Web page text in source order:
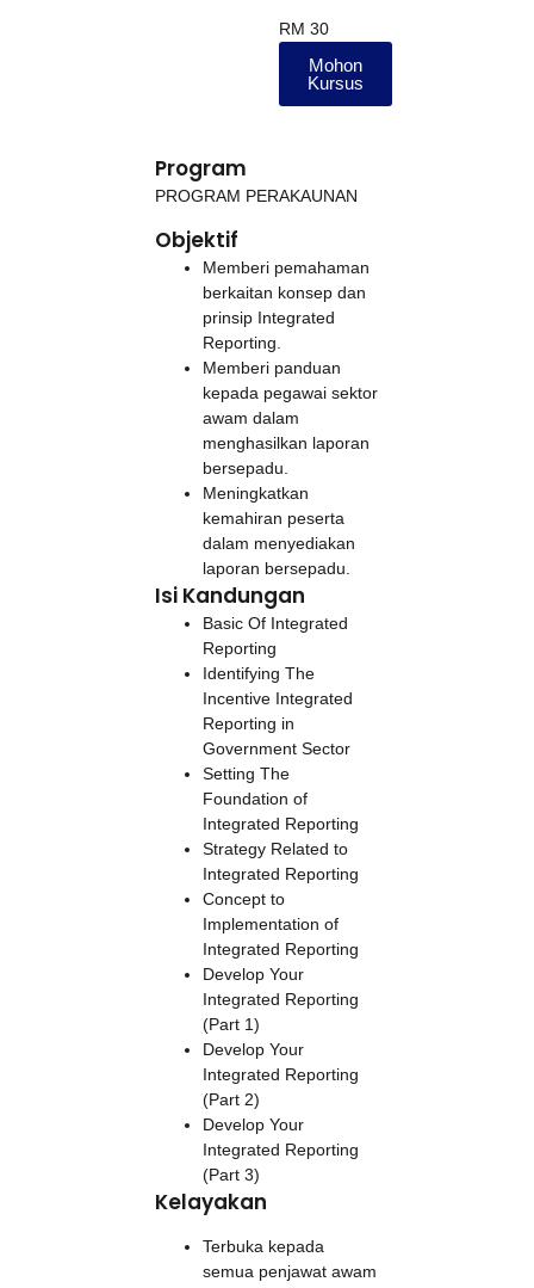
RM 30
Mohon
Kursus
Program
PROGRAM PERAKAUNAN
Objektif
Memberi pemahaman
berkaitan konsep dan
prinsip Integrated
Reporting.
Memberi panduan
kepada pegawai sektor
awam dalam
menghasilkan laporan
bersepadu.
Meningkatkan
kemahiran peserta
dalam menyediakan
laporan bersepadu.
Isi Kandungan
Basic Of Integrated
Reporting
Identifying The
Incentive Integrated
Reporting in
Government Sector
Setting The
Foundation of
Integrated Reporting
Strategy Related to
Integrated Reporting
Concept to
Implementation of
Integrated Reporting
Develop Your
Integrated Reporting
(Part 1)
Develop Your
Integrated Reporting
(Part 2)
Develop Your
Integrated Reporting
(Part 3)
Kelayakan
Terbuka kepada
semua penjawat awam